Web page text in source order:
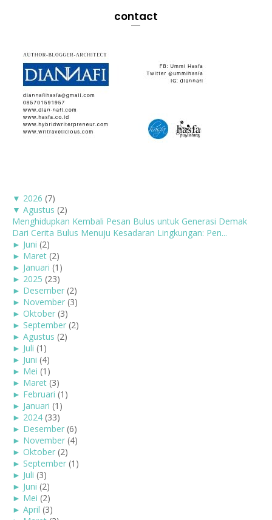
contact
▼ 2026 (7)
▼ Agustus (2)
Menghidupkan Kembali Pesan Bulus untuk Generasi Demak
Dari Cerita Bulus Menuju Kesadaran Lingkungan: Pen...
► Juni (2)
► Maret (2)
► Januari (1)
► 2025 (23)
► Desember (2)
► November (3)
► Oktober (3)
► September (2)
► Agustus (2)
► Juli (1)
► Juni (4)
► Mei (1)
► Maret (3)
► Februari (1)
► Januari (1)
► 2024 (33)
► Desember (6)
► November (4)
► Oktober (2)
► September (1)
► Juli (3)
► Juni (2)
► Mei (2)
► April (3)